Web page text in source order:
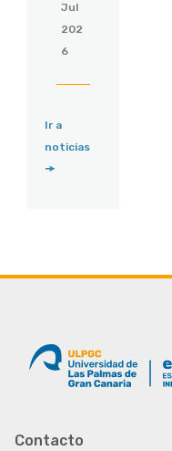
Jul
202
6
Ir a
noticias
Contacto